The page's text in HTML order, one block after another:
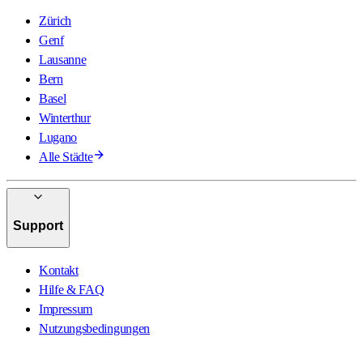
Zürich
Genf
Lausanne
Bern
Basel
Winterthur
Lugano
Alle Städte
Support
Kontakt
Hilfe & FAQ
Impressum
Nutzungsbedingungen